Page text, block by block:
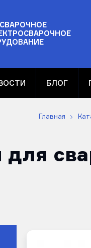
БЛОГ
Главная